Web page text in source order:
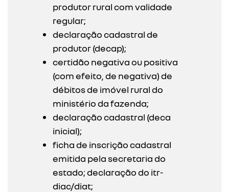
produtor rural com validade
regular;
declaração cadastral de
produtor (decap);
certidão negativa ou positiva
(com efeito, de negativa) de
débitos de imóvel rural do
ministério da fazenda;
declaração cadastral (deca
inicial);
ficha de inscrição cadastral
emitida pela secretaria do
estado; declaração do itr-
diac/diat;